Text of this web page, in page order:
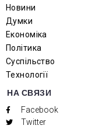
Новини
Думки
Економіка
Політика
Суспільство
Технології
НА СВЯЗИ
Facebook
Twitter